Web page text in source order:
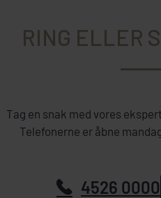
RING ELLER
Tag en snak med vores
Telefonerne er åbne
4526 0000